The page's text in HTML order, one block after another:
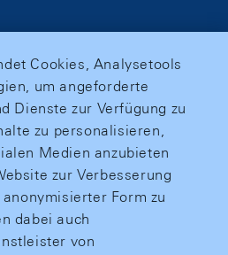
Cookies, Analysetools
um angeforderte
Dienste zur Verfügung zu
zu personalisieren,
Medien anzubieten
zur Verbesserung
Form zu
dabei auch
von